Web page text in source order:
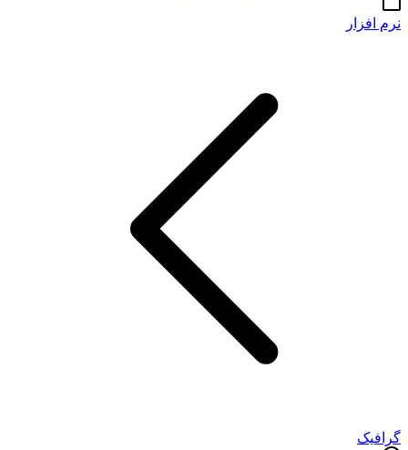
نرم افزار
گرافیک